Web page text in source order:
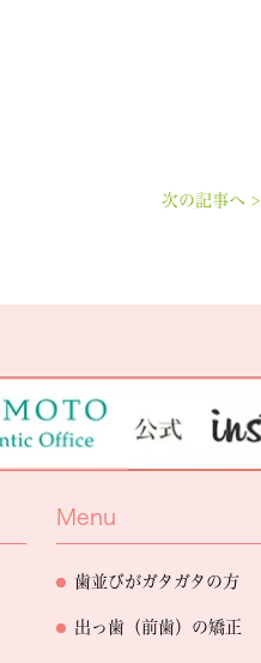
次の記事へ >
Menu
歯並びがガタガタの方
出っ歯（前歯）の矯正